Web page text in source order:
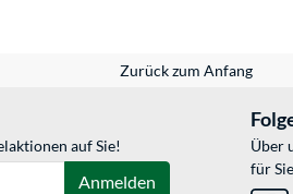
Zurück zum Anfang
auf Sie!
Anmelden
Über
für